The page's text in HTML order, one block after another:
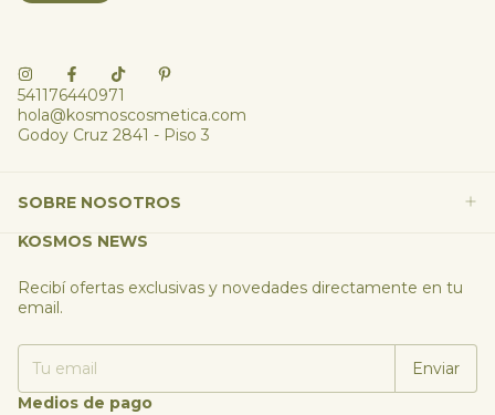
541176440971
hola@kosmoscosmetica.com
Godoy Cruz 2841 - Piso 3
SOBRE NOSOTROS
KOSMOS NEWS
Recibí ofertas exclusivas y novedades directamente en tu
email.
Medios de pago